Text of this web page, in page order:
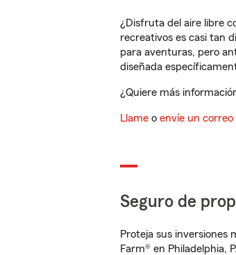
¿Disfruta del aire libre
recreativos es casi tan
para aventuras, pero
diseñada
¿Quiere más
Llame o envíe un
Seguro de
Proteja sus inversiones
Farm® en Philadelphia,